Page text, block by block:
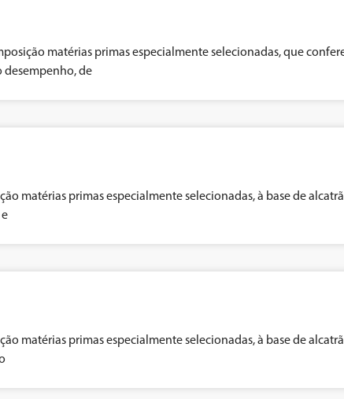
matérias primas especialmente selecionadas, que
de
matérias primas especialmente selecionadas, à base de
matérias primas especialmente selecionadas, à base de